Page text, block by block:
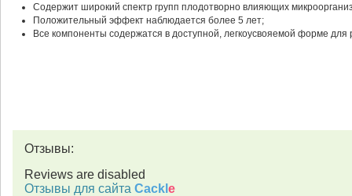
Содержит широкий спектр групп плодотворно влияющих
Положительный эффект наблюдается более 5 лет;
Все компоненты содержатся в доступной, легкоусвояемой форме для
Отзывы:
Reviews are disabled
Отзывы для сайта Cackl e